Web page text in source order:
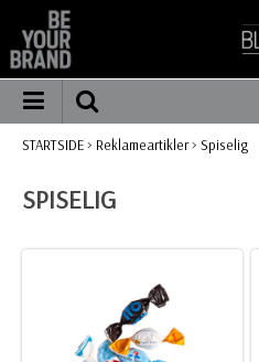
STARTSIDE> Reklameartikler> Spiselig
SPISELIG